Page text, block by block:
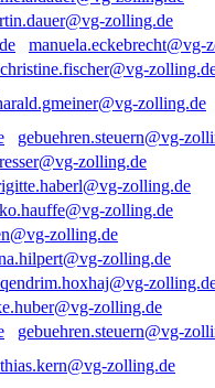
zolling.de
manuela.eckebrecht@vg-
christine.fischer@vg-
zolling.de
gebuehren.steuern@vg-
zolling.de
zolling.de
zolling.de
zolling.de
zolling.de
qendrim.hoxhaj@vg-
zolling.de
gebuehren.steuern@vg-
zolling.de